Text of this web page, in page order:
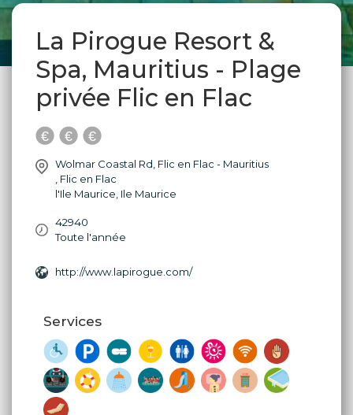
La Pirogue Resort &
Spa, Mauritius - Plage
privée Flic en Flac
Wolmar Coastal Rd, Flic en Flac - Mauritius
Flic en Flac
l'Ile Maurice Ile Maurice
42940
Toute l'année
http://www.lapirogue.com/
Services